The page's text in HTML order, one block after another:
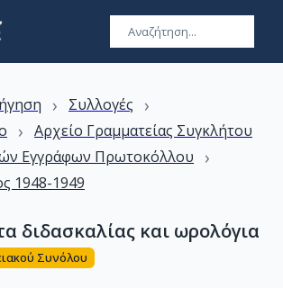
› Συλλογές ›
› Αρχείο Γραμματείας Συγκλήτου
Εγγράφων Πρωτοκόλλου ›
1948-1949
διδασκαλίας και ωρολόγια
Συνόλου